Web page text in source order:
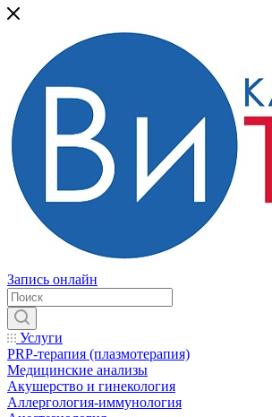
Запись онлайн
Услуги
PRP-терапия (плазмотерапия)
Медицинские анализы
Акушерство и гинекология
Аллергология-иммунология